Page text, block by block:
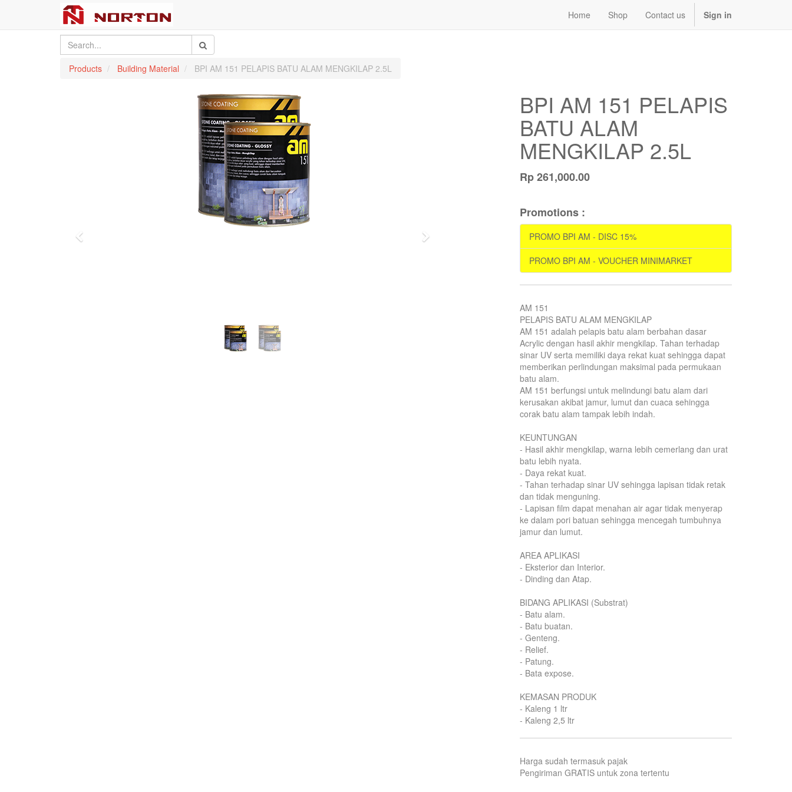
Home Shop Contact us Sign in
Products Building Material BPI AM 151 PELAPIS BATU ALAM MENGKILAP 2.5L
Next
BPI AM 151 PELAPIS
BATU ALAM
MENGKILAP 2.5L
Rp261,000.00
Promotions :
PROMO BPI AM - DISC 15%
PROMO BPI AM - VOUCHER MINIMARKET
AM 151
PELAPIS BATU ALAM MENGKILAP
AM 151 adalah pelapis batu alam berbahan dasar
Acrylic dengan hasil akhir mengkilap. Tahan terhadap
sinar UV serta memiliki daya rekat kuat sehingga dapat
memberikan perlindungan maksimal pada permukaan
batu alam.
AM 151 berfungsi untuk melindungi batu alam dari
kerusakan akibat jamur, lumut dan cuaca sehingga
corak batu alam tampak lebih indah.
KEUNTUNGAN
- Hasil akhir mengkilap, warna lebih cemerlang dan urat
batu lebih nyata.
- Daya rekat kuat.
- Tahan terhadap sinar UV sehingga lapisan tidak retak
dan tidak menguning.
- Lapisan film dapat menahan air agar tidak menyerap
ke dalam pori batuan sehingga mencegah tumbuhnya
jamur dan lumut.
AREA APLIKASI
- Eksterior dan Interior.
- Dinding dan Atap.
BIDANG APLIKASI (Substrat)
- Batu alam.
- Batu buatan.
- Genteng.
- Relief.
- Patung.
- Bata expose.
KEMASAN PRODUK
- Kaleng 1 ltr
- Kaleng 2,5 ltr
Harga sudah termasuk pajak
Pengiriman GRATIS untuk zona tertentu